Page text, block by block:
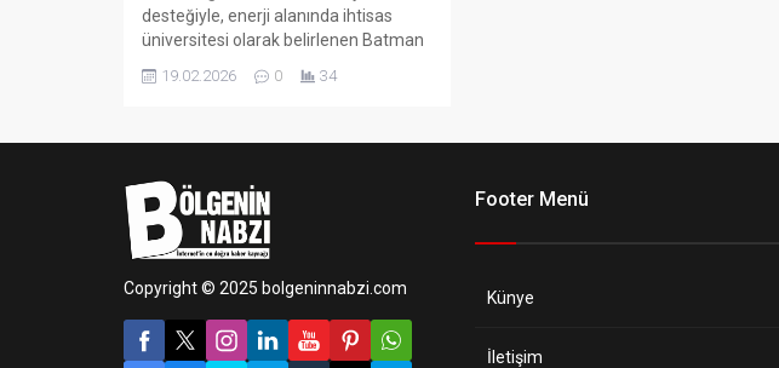
desteğiyle, enerji alanında ihtisas
üniversitesi olarak belirlenen Batman
yürütülen Enerji Akademisi Eğitim
19.02.2026 0 34
Copyright © 2025 bolgeninnabzi.com
Footer Menü
Künye
İletişim